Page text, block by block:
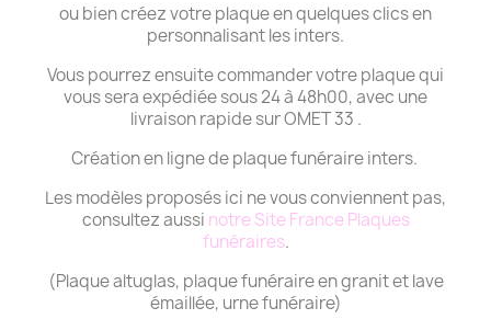
ou bien créez votre plaque en quelques clics en
personnalisant les inters.
Vous pourrez ensuite commander votre plaque qui
vous sera expédiée sous 24 à 48h00, avec une
livraison rapide sur OMET 33 .
Création en ligne de plaque funéraire inters.
Les modèles proposés ici ne vous conviennent pas,
consultez aussi notre Site France Plaques
funéraires.
(Plaque altuglas, plaque funéraire en granit et lave
émaillée, urne funéraire)